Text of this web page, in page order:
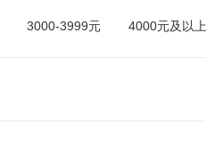
3000-3999元 4000元及以上